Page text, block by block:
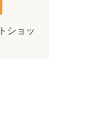
ショッ